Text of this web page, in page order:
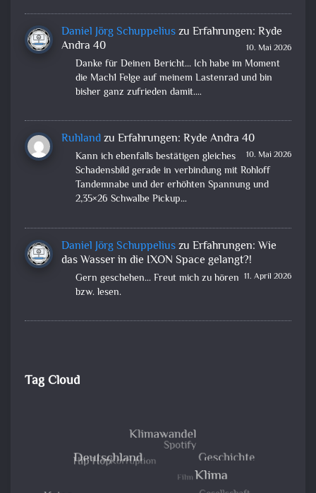
Daniel Jörg Schuppeliuszu Erfahrungen: Ryde
Andra 40
10. Mai 2026
Danke für Deinen Bericht... Ich habe im Moment
die Mach1 Felge auf meinem Lastenrad und bin
bisher ganz zufrieden damit.…
Ruhlandzu Erfahrungen: Ryde Andra 40
10. Mai 2026
Kann ich ebenfalls bestätigen gleiches
Schadensbild gerade in verbindung mit Rohloff
Tandemnabe und der erhöhten Spannung und
2,35×26 Schwalbe Pickup…
Daniel Jörg Schuppeliuszu Erfahrungen: Wie
das Wasser in die IXON Space gelangt?!
11. April 2026
Gern geschehen... Freut mich zu hören
bzw. lesen.
Tag Cloud